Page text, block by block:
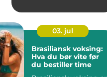
03. jul
Brasiliansk voksing:
Hva du bør vite før
du bestiller time